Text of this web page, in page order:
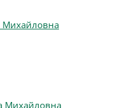
Михайловна